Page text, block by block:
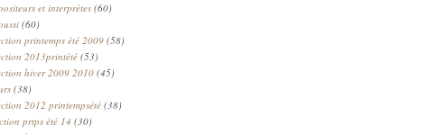
et interprètes (60)
(60)
printemps été 2009 (58)
2013printété (53)
hiver 2009 2010(45)
(38)
2012 printempsété(38)
prtps été 14 (30)